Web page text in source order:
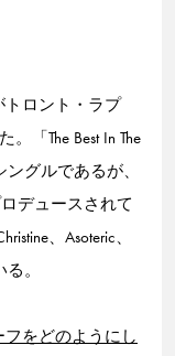
ロント・ラプ
「The Best In The
グルであるが、
ロデュースされて
、Asoteric、
。
をどのようにし